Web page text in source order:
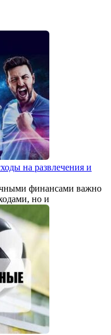
на развлечения и
финансами важно
но и